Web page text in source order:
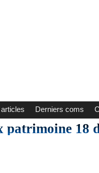
Derniers coms
18